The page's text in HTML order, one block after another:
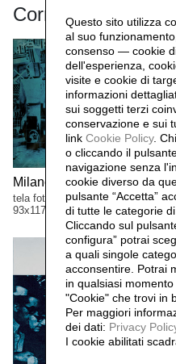
Correlati
Milano, barricate, 1967
tela fotografica, viraggio blu
93x117cm
Questo sito utilizza
al suo
consenso — cookie
dell'esperienza,
visite e cookie di
informazioni
sui soggetti terzi
conservazione e sui
link Cookie Policy.
o cliccando il
navigazione senza
cookie diverso da
pulsante “Accetta”
di tutte le categorie
Cliccando sul
configura” potrai
a quali singole
acconsentire. Potrai
in qualsiasi
"Cookie" che trovi in
Per maggiori
dei dati: Privacy
I cookie abilitati